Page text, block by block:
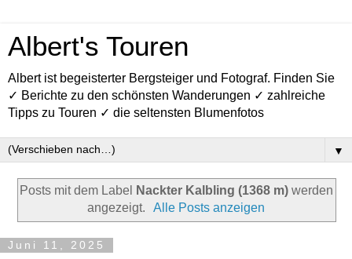
Albert's Touren
Albert ist begeisterter Bergsteiger und Fotograf. Finden Sie
✓ Berichte zu den schönsten Wanderungen ✓ zahlreiche
Tipps zu Touren ✓ die seltensten Blumenfotos
▼
Posts mit dem Label Nackter Kalbling (1368 m)werden
angezeigt.
Alle Posts anzeigen
Juni 11, 2025